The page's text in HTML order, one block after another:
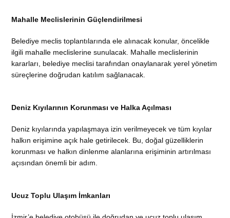
Mahalle Meclislerinin Güçlendirilmesi
Belediye meclis toplantılarında ele alınacak konular, öncelikle
ilgili mahalle meclislerine sunulacak. Mahalle meclislerinin
kararları, belediye meclisi tarafından onaylanarak yerel yönetim
süreçlerine doğrudan katılım sağlanacak.
Deniz Kıyılarının Korunması ve Halka Açılması
Deniz kıyılarında yapılaşmaya izin verilmeyecek ve tüm kıyılar
halkın erişimine açık hale getirilecek. Bu, doğal güzelliklerin
korunması ve halkın dinlenme alanlarına erişiminin artırılması
açısından önemli bir adım.
Ucuz Toplu Ulaşım İmkanları